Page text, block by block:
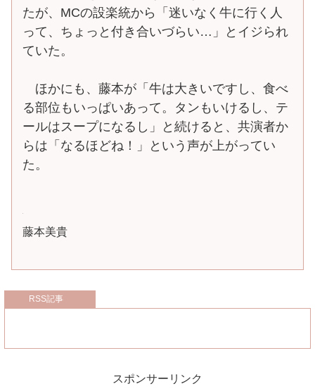
たが、MCの設楽統から「迷いなく牛に行く人
って、ちょっと付き合いづらい…」とイジられ
ていた。
ほかにも、藤本が「牛は大きいですし、食べ
る部位もいっぱいあって。タンもいけるし、テ
ールはスープになるし」と続けると、共演者か
らは「なるほどね！」という声が上がってい
た。
藤本美貴
RSS記事
スポンサーリンク